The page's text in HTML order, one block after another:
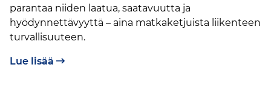
parantaa niiden laatua, saatavuutta ja
hyödynnettävyyttä – aina matkaketjuista liikenteen
turvallisuuteen.
Lue lisää